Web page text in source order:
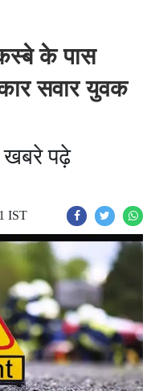
के पास
सवार युवक
खबरे पढ़े
IST